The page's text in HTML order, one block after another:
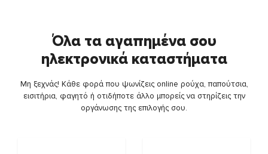
Όλα τα αγαπημένα σου
ηλεκτρονικά καταστήματα
Μη ξεχνάς! Κάθε φορά που ψωνίζεις online ρούχα, παπούτσια,
εισιτήρια, φαγητό ή οτιδήποτε άλλο μπορείς να στηρίζεις την
οργάνωσης της επιλογής σου.